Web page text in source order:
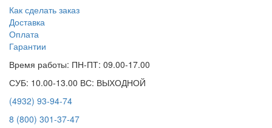
Как сделать заказ
Доставка
Оплата
Гарантии
Время работы: ПН-ПТ: 09.00-17.00
СУБ: 10.00-13.00 ВС: ВЫХОДНОЙ
(4932) 93-94-74
8 (800) 301-37-47